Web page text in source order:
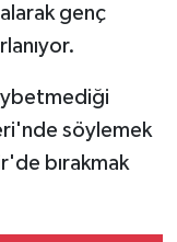
genç
söylemek
bırakmak